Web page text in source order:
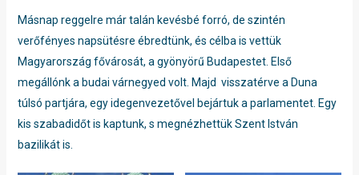
Másnap reggelre már talán kevésbé forró, de szintén
verőfényes napsütésre ébredtünk, és célba is vettük
Magyarország fővárosát, a gyönyörű Budapestet. Első
megállónk a budai várnegyed volt. Majd visszatérve a Duna
túlsó partjára, egy idegenvezetővel bejártuk a parlamentet. Egy
kis szabadidőt is kaptunk, s megnézhettük Szent István
bazilikát is.